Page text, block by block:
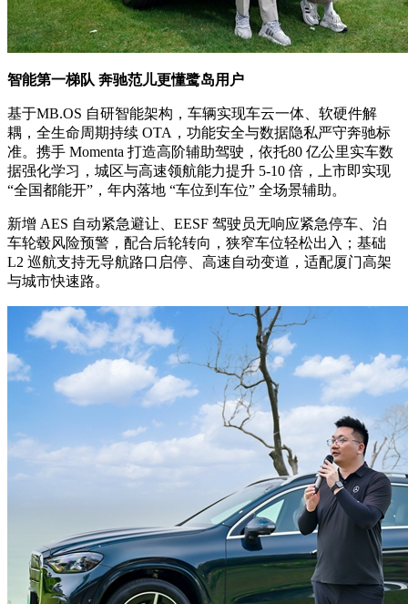
智能第一梯队 奔驰范儿更懂鹭岛用户
基于MB.OS 自研智能架构，车辆实现车云一体、软硬件解
耦，全生命周期持续 OTA，功能安全与数据隐私严守奔驰标
准。携手 Momenta 打造高阶辅助驾驶，依托80 亿公里实车数
据强化学习，城区与高速领航能力提升 5-10 倍，上市即实现
“全国都能开”，年内落地 “车位到车位” 全场景辅助。
新增 AES 自动紧急避让、EESF 驾驶员无响应紧急停车、泊
车轮毂风险预警，配合后轮转向，狭窄车位轻松出入；基础
L2 巡航支持无导航路口启停、高速自动变道，适配厦门高架
与城市快速路。